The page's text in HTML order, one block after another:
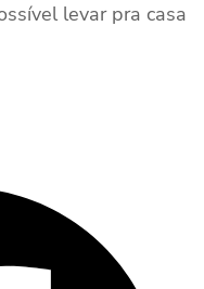
levar pra casa